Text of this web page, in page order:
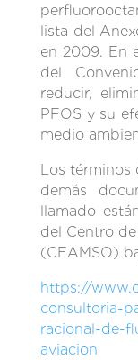
lista del
en 2009. En
del
reducir,
PFOS y su
medio
Los términos
demás
llamado
del Centro
(CEAMSO)
https://
consultoria-
racional-de-
aviacion